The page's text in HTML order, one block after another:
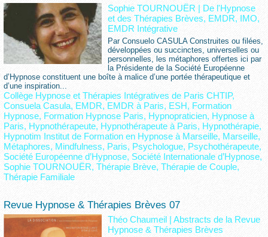
Sophie TOURNOUËR | De l'Hypnose
et des Thérapies Brèves, EMDR, IMO,
EMDR Intégrative
Par Consuelo CASULA Construites ou filées,
développées ou succinctes, universelles ou
personnelles, les métaphores offertes ici par
la Présidente de la Société Européenne
d’Hypnose constituent une boîte à malice d’une portée thérapeutique et
d’une inspiration...
Collège Hypnose et Thérapies Intégratives de Paris CHTIP,
Consuela Casula, EMDR, EMDR à Paris, ESH, Formation
Hypnose, Formation Hypnose Paris, Hypnopraticien, Hypnose à
Paris, Hypnothérapeute, Hypnothérapeute à Paris, Hypnothérapie,
Hypnotim Institut de Formation en Hypnose à Marseille, Marseille,
Métaphores, Mindfulness, Paris, Psychologue, Psychothérapeute,
Société Européenne d’Hypnose, Société Internationale d’Hypnose,
Sophie TOURNOUËR, Thérapie Brève, Thérapie de Couple,
Thérapie Familiale
Revue Hypnose & Thérapies Brèves 07
Théo Chaumeil |Abstracts de la Revue
Hypnose & Thérapies Brèves